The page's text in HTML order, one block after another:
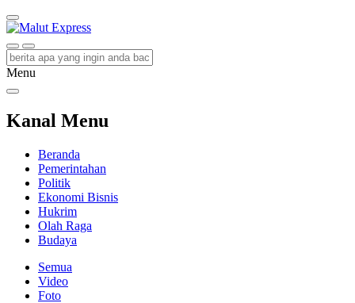
Malut Express
Berita Lebih Cepat
Menu
Kanal Menu
Beranda
Pemerintahan
Politik
Ekonomi Bisnis
Hukrim
Olah Raga
Budaya
Semua
Video
Foto